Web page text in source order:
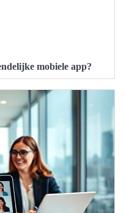
mobiele app?